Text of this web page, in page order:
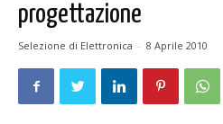
progettazione
Selezione di Elettronica - 8 Aprile 2010